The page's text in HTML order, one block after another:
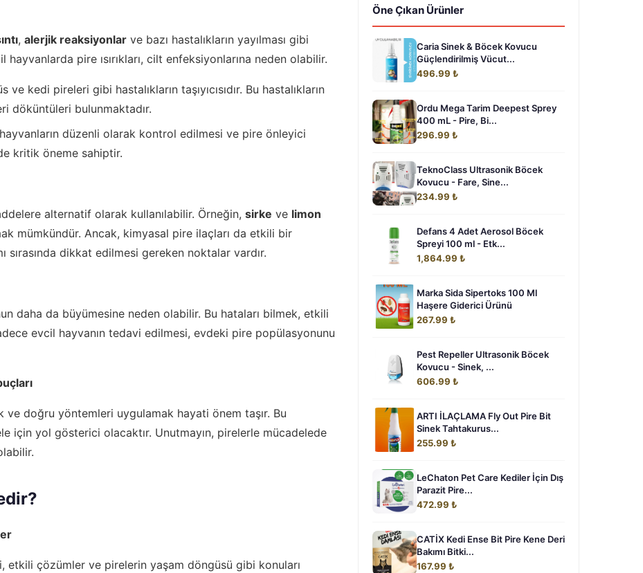
, alerjik reaksiyonlar ve bazı hastalıkların yayılması gibi
pire ısırıkları, cilt enfeksiyonlarına neden olabilir.
ve kedi pireleri gibi hastalıkların taşıyıcısıdır. Bu hastalıkların
döküntüleri bulunmaktadır.
düzenli olarak kontrol edilmesi ve pire önleyici
kritik öneme sahiptir.
alternatif olarak kullanılabilir. Örneğin, sirke ve limon
mümkündür. Ancak, kimyasal pire ilaçları da etkili bir
sırasında dikkat edilmesi gereken noktalar vardır.
daha da büyümesine neden olabilir. Bu hataları bilmek, etkili
evcil hayvanın tedavi edilmesi, evdeki pire popülasyonunu
doğru yöntemleri uygulamak hayati önem taşır. Bu
için yol gösterici olacaktır. Unutmayın, pirelerle mücadelede
etkili çözümler ve pirelerin yaşam döngüsü gibi konuları
Öne Çıkan Ürünler
Caria Sinek & Böcek Kovucu
Güçlendirilmiş Vücut...
496.99 ₺
Ordu Mega Tarim Deepest Sprey
400 mL - Pire, Bi...
296.99 ₺
TeknoClass Ultrasonik Böcek
Kovucu - Fare, Sine...
234.99 ₺
Defans 4 Adet Aerosol Böcek
Spreyi 100 ml - Etk...
1,864.99 ₺
Marka Sida Sipertoks 100 Ml
Haşere Giderici Ürünü
267.99 ₺
Pest Repeller Ultrasonik Böcek
Kovucu - Sinek, ...
606.99 ₺
ARTI İLAÇLAMA Fly Out Pire Bit
Sinek Tahtakurus...
255.99 ₺
LeChaton Pet Care Kediler İçin Dış
Parazit Pire...
472.99 ₺
CATİX Kedi Ense Bit Pire Kene Deri
Bakımı Bitki...
167.99 ₺